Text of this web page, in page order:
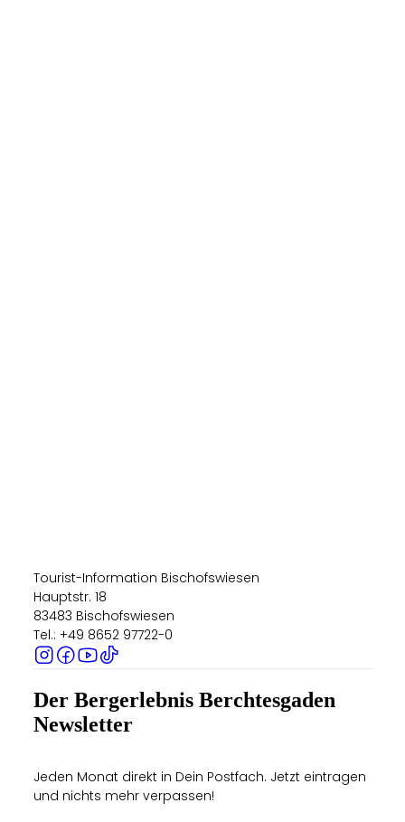
Tourist-Information Bischofswiesen
Hauptstr. 18
83483 Bischofswiesen
Tel.: +49 8652 97722-0
Der Bergerlebnis Berchtesgaden
Newsletter
Jeden Monat direkt in Dein Postfach. Jetzt eintragen
und nichts mehr verpassen!